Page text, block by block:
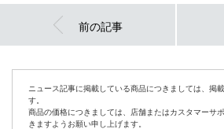
前の記事
ニュース記事に掲載している商品につきましては、掲
す。
商品の価格につきましては、店舗またはカスタマーサ
きますようお願い申し上げます。